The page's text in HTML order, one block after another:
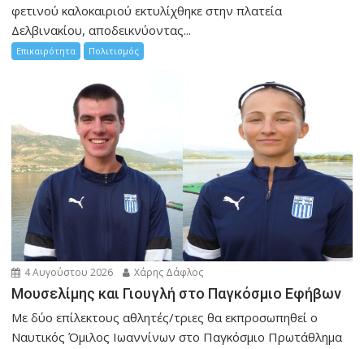
φετινού καλοκαιριού εκτυλίχθηκε στην πλατεία
Δελβινακίου, αποδεικνύοντας...
Επικαιρότητα Πολιτισμός
4 Αυγούστου 2026 Χάρης Δάφλος
Μουσελίμης και Γιουγλή στο Παγκόσμιο Εφήβων
Mε δύο επίλεκτους αθλητές/τριες θα εκπροσωπηθεί ο
Ναυτικός Όμιλος Ιωαννίνων στο Παγκόσμιο Πρωτάθλημα